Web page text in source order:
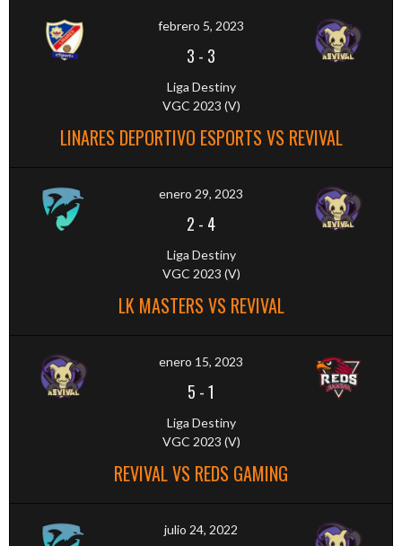
febrero 5, 2023
3 - 3
Liga Destiny
VGC 2023 (V)
LINARES DEPORTIVO ESPORTS VS REVIVAL
enero 29, 2023
2 - 4
Liga Destiny
VGC 2023 (V)
LK MASTERS VS REVIVAL
enero 15, 2023
5 -1
Liga Destiny
VGC 2023 (V)
REVIVAL VS REDS GAMING
julio 24, 2022